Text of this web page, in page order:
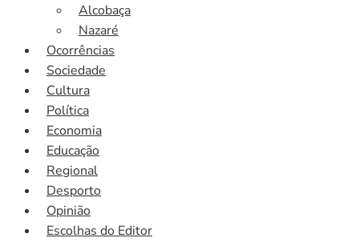
Alcobaça
Nazaré
Ocorrências
Sociedade
Cultura
Política
Economia
Educação
Regional
Desporto
Opinião
Escolhas do Editor